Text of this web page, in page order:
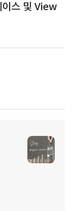
스 및 View